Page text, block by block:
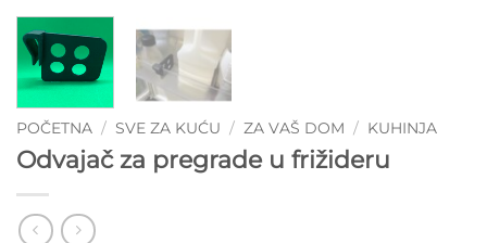
POČETNA / SVE ZA KUĆU / ZA VAŠ DOM / KUHINJA
Odvajač za pregrade u frižideru